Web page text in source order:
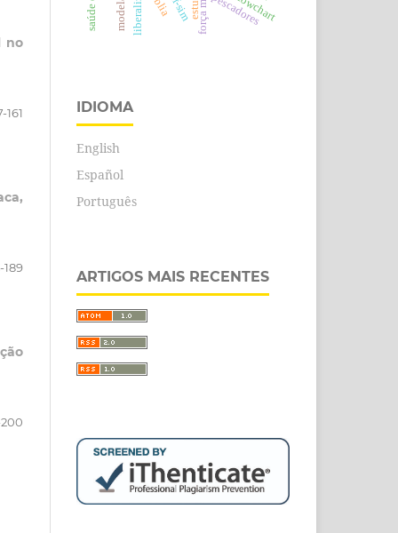
no
161
189
200
pescadores
IDIOMA
English
Español
Português
ARTIGOS MAIS RECENTES